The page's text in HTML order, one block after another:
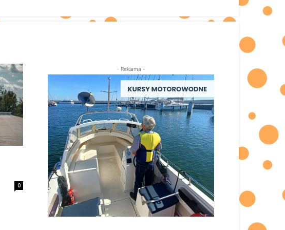
0
- Reklama -